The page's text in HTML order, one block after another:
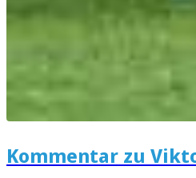
Kommentar zu